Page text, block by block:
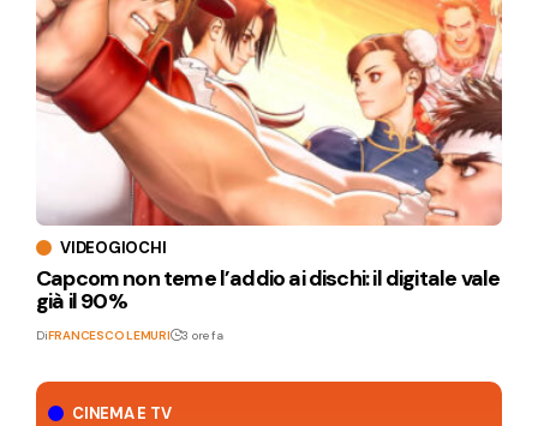
CINEMA E TV
VIDEOGIOCHI
Capcom non teme l’addio ai dischi: il digitale vale
già il 90%
DiFRANCESCO LEMURI 3 ore fa